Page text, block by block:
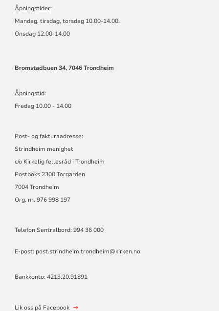
Åpningstider:
Mandag, tirsdag, torsdag 10.00-14.00.
Onsdag 12.00-14.00
Bromstadbuen 34, 7046 Trondheim
Åpningstid:
Fredag 10.00 - 14.00
Post- og fakturaadresse:
Strindheim menighet
c/o Kirkelig fellesråd i Trondheim
Postboks 2300 Torgarden
7004 Trondheim
Org. nr. 976 998 197
Telefon Sentralbord: 994 36 000
E-post: post.strindheim.trondheim@kirken.no
Bankkonto: 4213.20.91891
Lik oss på Facebook